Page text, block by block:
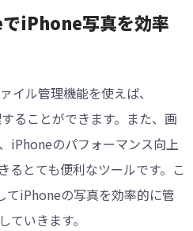
iPhone写真を効率
イル管理機能を使えば、
ることができます。また、画
iPhoneのパフォーマンス向上
るとても便利なツールです。こ
てiPhoneの写真を効率的に管
いきます。